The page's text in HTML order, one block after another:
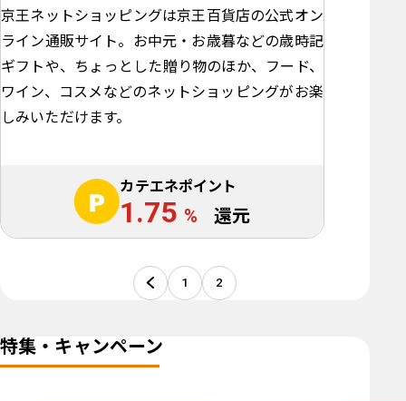
京王ネットショッピングは京王百貨店の公式オン
ライン通販サイト。お中元・お歳暮などの歳時記
ギフトや、ちょっとした贈り物のほか、フード、
ワイン、コスメなどのネットショッピングがお楽
しみいただけます。
カテエネポイント
1.75 % 還元
1 2
特集・キャンペーン